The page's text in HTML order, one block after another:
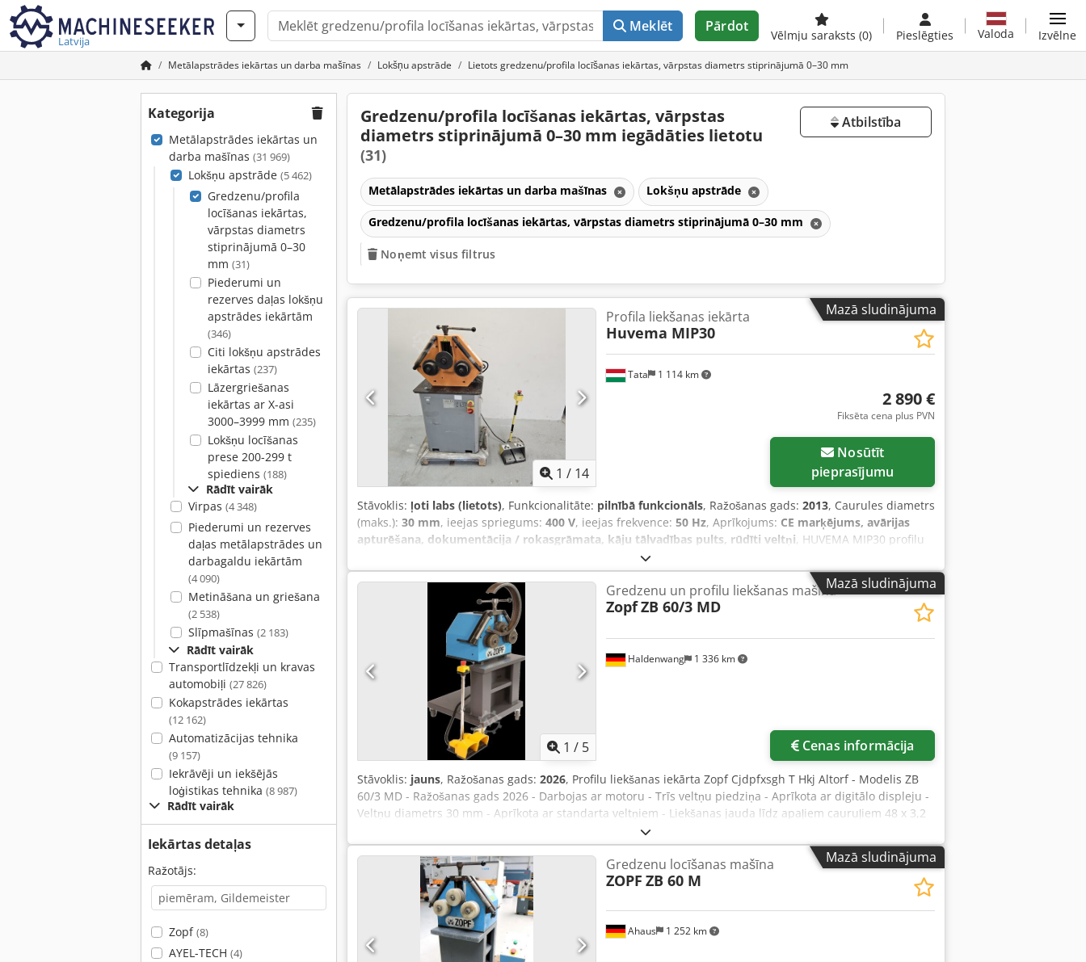
Latvija
Meklēt Pārdot
Vēlmju saraksts (0) Pieslēgties Valoda Izvēlne
Metālapstrādes iekārtas un darba mašīnas Lokšņu apstrāde Lietots gredzenu/profila locīšanas iekārtas, vārpstas diametrs stiprinājumā 0–30 mm
Kategorija
Metālapstrādes iekārtas un
darba mašīnas (31 969)
Lokšņu apstrāde (5 462)
Gredzenu/profila
locīšanas iekārtas,
vārpstas diametrs
stiprinājumā 0–30
mm (31)
Piederumi un
rezerves daļas lokšņu
apstrādes iekārtām
(346)
Citi lokšņu apstrādes
iekārtas (237)
Lāzergriešanas
iekārtas ar X-asi
3000–3999 mm (235)
Lokšņu locīšanas
prese 200-299 t
spiediens (188)
Rādīt vairāk
Virpas (4 348)
Piederumi un rezerves
daļas metālapstrādes un
darbagaldu iekārtām
(4 090)
Metināšana un griešana
(2 538)
Slīpmašīnas (2 183)
Rādīt vairāk
Transportlīdzekļi un kravas
automobiļi (27 826)
Kokapstrādes iekārtas
(12 162)
Automatizācijas tehnika
(9 157)
Iekrāvēji un iekšējās
loģistikas tehnika (8 987)
Rādīt vairāk
Iekārtas detaļas
Ražotājs:
Zopf(8)
AYEL-TECH (4)
Gredzenu/profila locīšanas iekārtas, vārpstas
diametrs stiprinājumā 0–30 mm iegādāties lietotu
(31)
Atbilstība
Metālapstrādes iekārtas un darba mašīnas Lokšņu apstrāde
Gredzenu/profila locīšanas iekārtas, vārpstas diametrs stiprinājumā 0–30 mm
Noņemt visus filtrus
Mazā sludinājuma
1 / 14
Tata 1 114 km
Profila liekšanas iekārta
Huvema MIP30
2 890 €
Fiksēta cena plus PVN
pieprasījumu
Stāvoklis: ļoti labs (lietots), Funkcionalitāte: pilnībā funkcionāls, Ražošanas gads: 2013, Caurules diametrs
(maks.): 30 mm, ieejas spriegums: 400 V, ieejas frekvence: 50 Hz, Aprīkojums: CE marķējums, avārijas
apturēšana, dokumentācija / rokasgrāmata, kāju tālvadības pults, rūdīti veltņi, HUVEMA MIP30 profilu
liekšanas iekārta, cauruļu liekšanas iekārta, 30 mm, ct2437 Pārdodam izcilā stāvoklī esošu HUVEMA MIP30
profilu liekšanas iekārtu, cauruļu liekšanas iekārtu. Ražotājs: HUVEMA MIP 30 Tips: MIP 30 Ražošanas
gads: 2013 Rullīši: 2 piedzīti Augšējā rullīša vertikālā kustība – manuāli Maksimālais vārpstas diametrs:
30 mm Darba ātrums: 4 m/min Liekšanas jauda: - Plakanais tērauds: 50 x 10 mm - Kvadrāts: 35 mm -
Slēgts profils: 40 x 40 mm - Caurule: 48 x 3 mm Jauda: 400 V / 0,75 kW, 50 Hz Elektrisks pedāļu slēdzis, ar
avārijas apstādināšanas funkciju Crsdezq Sqtepfx Altof Standarta liekšanas komplekts Svars: apm. 200 kg
Izmēri: platums 650 x augstums 1350 x dziļums 580 mm
Mazā sludinājuma
1 / 5
Haldenwang 1 336 km
Gredzenu un profilu liekšanas mašīna
ZopfZB 60/3 MD
Cenas informācija
Stāvoklis: jauns, Ražošanas gads: 2026, Profilu liekšanas iekārta Zopf Cjdpfxsgh T Hkj Altorf - Modelis ZB
60/3 MD - Ražošanas gads 2026 - Darbojas ar motoru - Trīs veltņu piedziņa - Aprīkota ar digitālo displeju -
Veltņu diametrs 30 mm - Aprīkota ar standarta veltņiem - Liekšanas jauda līdz apaļiem cauruļiem 48 x 3,2
mm - Liekšanas jauda līdz 30 mm biezam materiālam - Svars apmēram 190 kg - Motors 0,75 kW, 400 V, 50
Hz, 3 fāzes - Aprīkota ar pamatrāmja konstrukciju horizontālai un vertikālai darbībai, pārvietojama - Jauna
Mazā sludinājuma
Ahaus 1 252 km
Gredzenu locīšanas mašīna
ZOPF ZB 60 M